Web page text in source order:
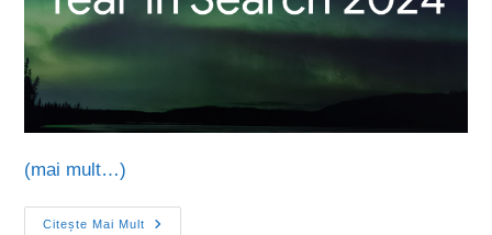
(mai mult…)
Citește Mai Mult